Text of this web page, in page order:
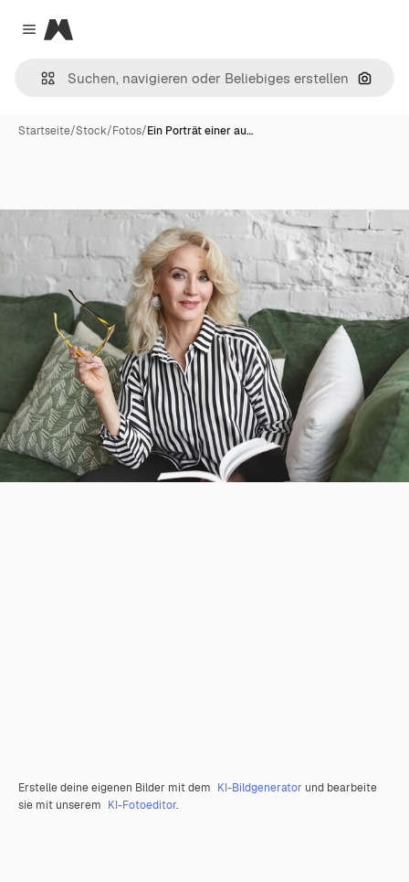
Close menu
Magnific
Nach
Startseite/Stock/Fotos/Ein Porträt einer au…
Erstelle deine eigenen Bilder mit dem KI-Bildgenerator und bearbeite
sie mit unserem KI-Fotoeditor.